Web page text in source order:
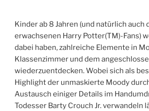
Kinder ab 8 Jahren (und natürlich auch
erwachsenen Harry Potter(TM)-Fans)
dabei haben, zahlreiche Elemente in
Klassenzimmer und dem
wiederzuentdecken. Wobei sich als
Highlight der unmaskierte Moody
Austausch einiger Details im
Todesser Barty Crouch Jr. verwandeln